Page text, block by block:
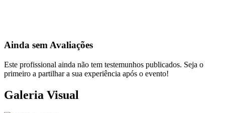
Ainda sem Avaliações
Este profissional ainda não tem testemunhos publicados. Seja o
primeiro a partilhar a sua experiência após o evento!
Galeria Visual